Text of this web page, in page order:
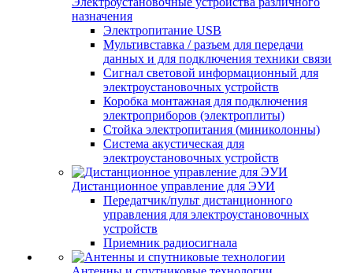
назначения
Электропитание USB
Мультивставка / разъем для передачи
данных и для подключения техники связи
Сигнал световой информационный для
электроустановочных устройств
Коробка монтажная для подключения
электроприборов (электроплиты)
Стойка электропитания (миниколонны)
Система акустическая для
электроустановочных устройств
Дистанционное управление для ЭУИ
Передатчик/пульт дистанционного
управления для электроустановочных
устройств
Приемник радиосигнала